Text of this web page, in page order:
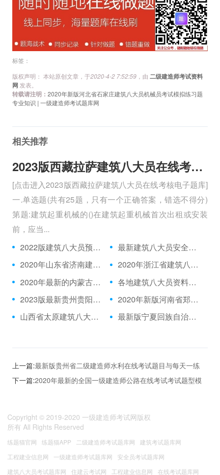
导
标签：
版权声明： 本站原创文章，于2020-4-2 7:52:59 ，由 二级建造师考试资料
网 发表。
转载请注明： 2020年新版河北省石家庄建筑八大员机械员考试模拟练习题
专业知识 | 一级建造师考试题库网
相关推荐
2023版西藏拉萨建筑八大员在线考核电子题库
[点击进入2023版西藏拉萨建筑八大员在线考核电子题库]
一.单选题(共有25题，只有一个正确答案，错选不得分)
第题:建筑起重机械的()在建筑起重机械首次出租或安装
前，应当...
2022版建筑八大员预习题
最新建筑八大员安全员在线考核试卷及重点知识
2020年山东省济南建筑八大员质量员在线模拟考试题库每天一练
2020年浙江省建筑八大员资料员试卷
2020年最新的内蒙古自治区建筑八大员安全员测试历年真题带详细解答
各地建筑八大员资料员在线考核模拟试题资料下载
2023版最新贵州贵阳建筑八大员在线模拟考试模拟真题
2020年新版河南省郑州建筑八大员劳务员在线测试历年题库和报名时间
山西省太原建筑八大员劳务员在线模拟考试考试题型
最新版宁夏回族自治区建筑八大员机械员题库跟报名时间
上一篇:最新版贵州省二级建造师水利在线考试题目与每天一练
下一篇:2020年最新的全国一级建造师公路在线考试考试题型模
Copyright © 2019-2020 一级建造师考试网版权
所有 All Rights Reserved
练题猫官网 练题猫APP 二级建造师考试题库网
建筑考试题库网
工程建业信息网
一级建造师考试题库网
安全员考试题库网
建筑八大员考试题库网
住建云考试网 工程建业信息网 在线考试题库网